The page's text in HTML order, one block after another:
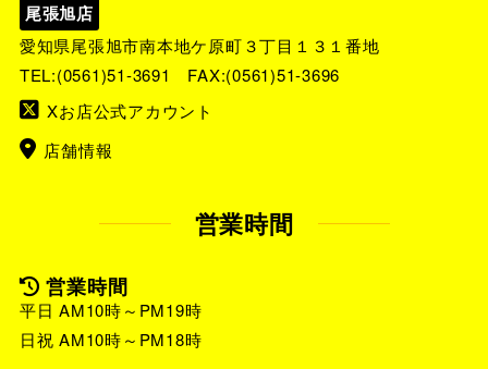
尾張旭店
愛知県尾張旭市南本地ケ原町３丁目１３１番地
TEL:(0561)51-3691
FAX:(0561)51-3696
Xお店公式アカウント
店舗情報
営業時間
営業時間
平日 AM10時～PM19時
日祝 AM10時～PM18時